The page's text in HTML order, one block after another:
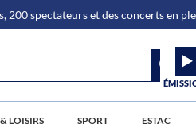
200 spectateurs et des concerts en
LOISIRS SPORT ESTAC